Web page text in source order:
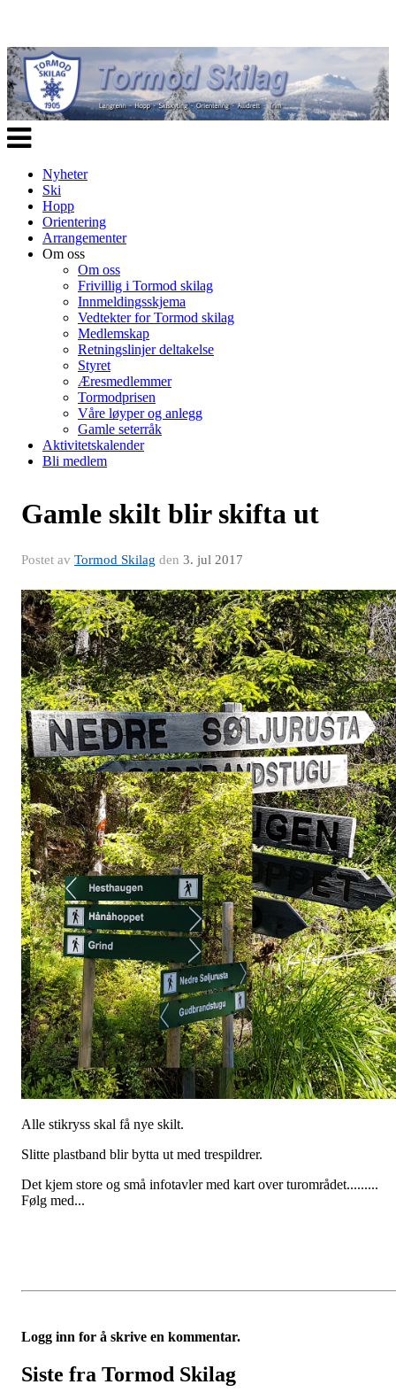
Veksle
navigasjon
Nyheter
Ski
Hopp
Orientering
Arrangementer
Om oss
Om oss
Frivillig i Tormod skilag
Innmeldingsskjema
Vedtekter for Tormod skilag
Medlemskap
Retningslinjer deltakelse
Styret
Æresmedlemmer
Tormodprisen
Våre løyper og anlegg
Gamle seterråk
Aktivitetskalender
Bli medlem
Gamle skilt blir skifta ut
Postet av Tormod Skilag den 3. jul 2017
Alle stikryss skal få nye skilt.
Slitte plastband blir bytta ut med trespildrer.
Det kjem store og små infotavler med kart over turområdet.........
Følg med...
Logg inn for å skrive en kommentar.
Siste fra Tormod Skilag